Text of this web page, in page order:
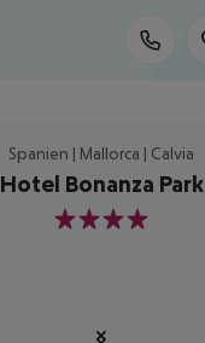
Spanien | Mallorca | Calvia
Hotel Bonanza Park
4